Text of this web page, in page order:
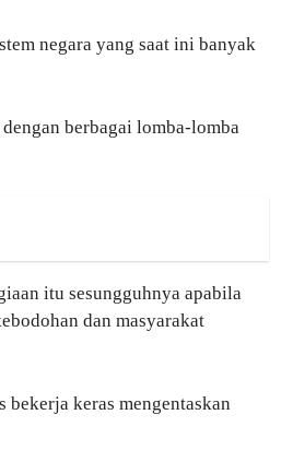
negara yang saat ini banyak
berbagai lomba-lomba
itu sesungguhnya apabila
dan masyarakat
keras mengentaskan